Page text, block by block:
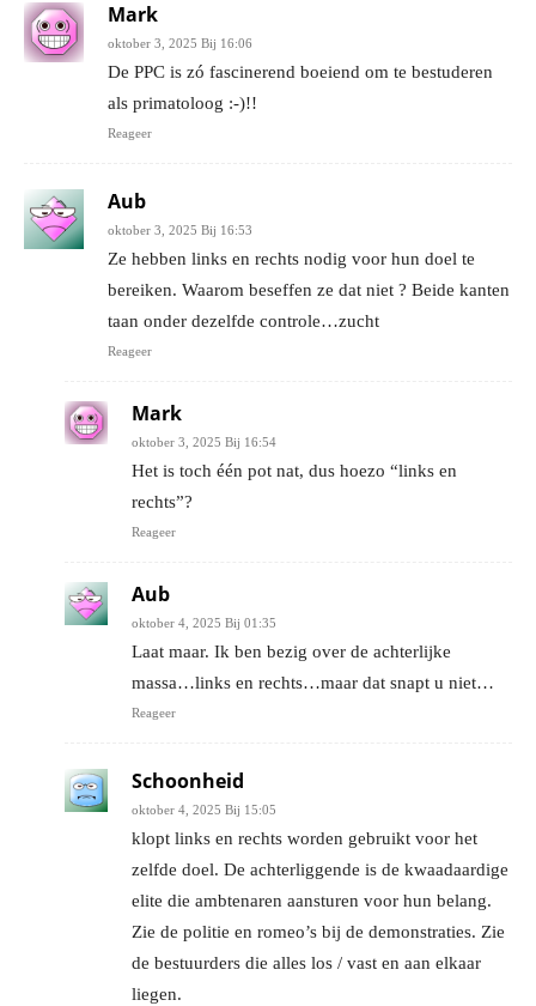
Mark
oktober 3, 2025 Bij 16:06
De PPC is zó fascinerend boeiend om te bestuderen
als primatoloog :-)!!
Reageer
Aub
oktober 3, 2025 Bij 16:53
Ze hebben links en rechts nodig voor hun doel te
bereiken. Waarom beseffen ze dat niet ? Beide kanten
taan onder dezelfde controle…zucht
Reageer
Mark
oktober 3, 2025 Bij 16:54
Het is toch één pot nat, dus hoezo “links en
rechts”?
Reageer
Aub
oktober 4, 2025 Bij 01:35
Laat maar. Ik ben bezig over de achterlijke
massa…links en rechts…maar dat snapt u niet…
Reageer
Schoonheid
oktober 4, 2025 Bij 15:05
klopt links en rechts worden gebruikt voor het
zelfde doel. De achterliggende is de kwaadaardige
elite die ambtenaren aansturen voor hun belang.
Zie de politie en romeo’s bij de demonstraties. Zie
de bestuurders die alles los / vast en aan elkaar
liegen.